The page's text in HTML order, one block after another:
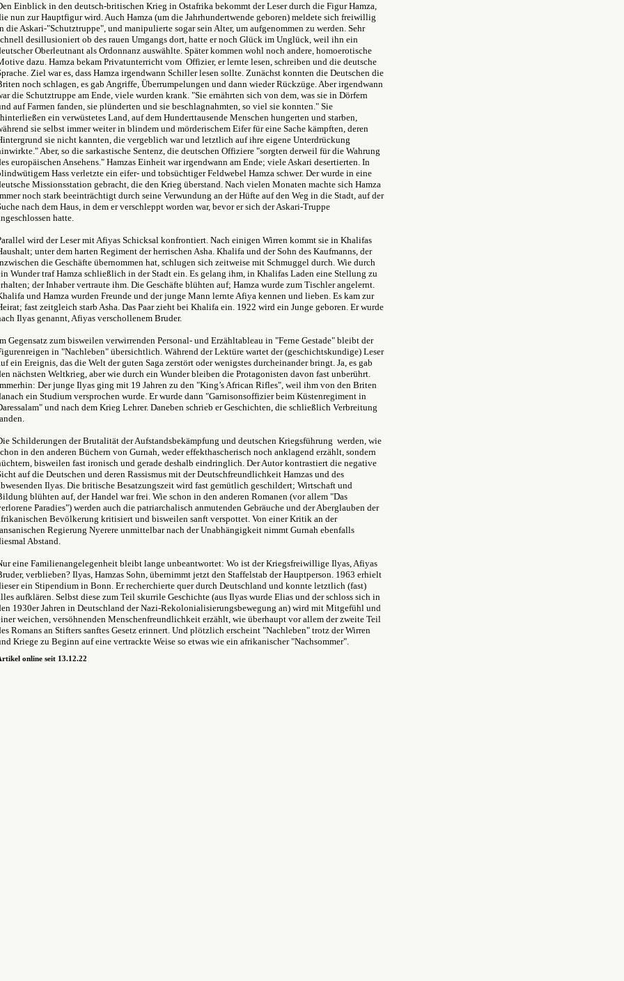
Einblick in den deutsch-britischen Krieg in Ostafrika bekommt der Leser durch die Figur Hamza,
nun zur Hauptfigur wird. Auch Hamza (um die Jahrhundertwende geboren) meldete sich freiwillig
die Askari-"Schutztruppe", und manipulierte sogar sein Alter, um aufgenommen zu werden. Sehr
desillusioniert ob des rauen Umgangs dort, hatte er noch Glück im Unglück, weil ihn ein
Oberleutnant als Ordonnanz auswählte. Später kommen wohl noch andere, homoerotische
dazu. Hamza bekam Privatunterricht vom Offizier, er lernte lesen, schreiben und die deutsche
Ziel war es, dass Hamza irgendwann Schiller lesen sollte. Zunächst konnten die Deutschen die
noch schlagen, es gab Angriffe, Überrumpelungen und dann wieder Rückzüge. Aber irgendwann
die Schutztruppe am Ende, viele wurden krank. "Sie ernährten sich von dem, was sie in Dörfern
auf Farmen fanden, sie plünderten und sie beschlagnahmten, so viel sie konnten." Sie
ein verwüstetes Land, auf dem Hunderttausende Menschen hungerten und starben,
sie selbst immer weiter in blindem und mörderischem Eifer für eine Sache kämpften, deren
sie nicht kannten, die vergeblich war und letztlich auf ihre eigene Unterdrückung
Aber, so die sarkastische Sentenz, die deutschen Offiziere "sorgten derweil für die Wahrung
europäischen Ansehens." Hamzas Einheit war irgendwann am Ende; viele Askari desertierten. In
Hass verletzte ein eifer- und tobsüchtiger Feldwebel Hamza schwer. Der wurde in eine
Missionsstation gebracht, die den Krieg überstand. Nach vielen Monaten machte sich Hamza
noch stark beeinträchtigt durch seine Verwundung an der Hüfte auf den Weg in die Stadt, auf der
nach dem Haus, in dem er verschleppt worden war, bevor er sich der Askari-Truppe
hatte.
wird der Leser mit Afiyas Schicksal konfrontiert. Nach einigen Wirren kommt sie in Khalifas
unter dem harten Regiment der herrischen Asha. Khalifa und der Sohn des Kaufmanns, der
die Geschäfte übernommen hat, schlugen sich zeitweise mit Schmuggel durch. Wie durch
Wunder traf Hamza schließlich in der Stadt ein. Es gelang ihm, in Khalifas Laden eine Stellung zu
der Inhaber vertraute ihm. Die Geschäfte blühten auf; Hamza wurde zum Tischler angelernt.
und Hamza wurden Freunde und der junge Mann lernte Afiya kennen und lieben. Es kam zur
fast zeitgleich starb Asha. Das Paar zieht bei Khalifa ein. 1922 wird ein Junge geboren. Er wurde
Ilyas genannt, Afiyas verschollenem Bruder.
Gegensatz zum bisweilen verwirrenden Personal- und Erzähltableau in "Ferne Gestade" bleibt der
in "Nachleben" übersichtlich. Während der Lektüre wartet der (geschichtskundige) Leser
ein Ereignis, das die Welt der guten Saga zerstört oder wenigstes durcheinander bringt. Ja, es gab
nächsten Weltkrieg, aber wie durch ein Wunder bleiben die Protagonisten davon fast unberührt.
Der junge Ilyas ging mit 19 Jahren zu den "King’s African Rifles", weil ihm von den Briten
ein Studium versprochen wurde. Er wurde dann "Garnisonsoffizier beim Küstenregiment in
und nach dem Krieg Lehrer. Daneben schrieb er Geschichten, die schließlich Verbreitung
Schilderungen der Brutalität der Aufstandsbekämpfung und deutschen Kriegsführung werden, wie
in den anderen Büchern von Gurnah, weder effekthascherisch noch anklagend erzählt, sondern
bisweilen fast ironisch und gerade deshalb eindringlich. Der Autor kontrastiert die negative
auf die Deutschen und deren Rassismus mit der Deutschfreundlichkeit Hamzas und des
Ilyas. Die britische Besatzungszeit wird fast gemütlich geschildert; Wirtschaft und
blühten auf, der Handel war frei. Wie schon in den anderen Romanen (vor allem "Das
Paradies") werden auch die patriarchalisch anmutenden Gebräuche und der Aberglauben der
Bevölkerung kritisiert und bisweilen sanft verspottet. Von einer Kritik an der
Regierung Nyerere unmittelbar nach der Unabhängigkeit nimmt Gurnah ebenfalls
Abstand.
eine Familienangelegenheit bleibt lange unbeantwortet: Wo ist der Kriegsfreiwillige Ilyas, Afiyas
verblieben? Ilyas, Hamzas Sohn, übernimmt jetzt den Staffelstab der Hauptperson. 1963 erhielt
ein Stipendium in Bonn. Er recherchierte quer durch Deutschland und konnte letztlich (fast)
aufklären. Selbst diese zum Teil skurrile Geschichte (aus Ilyas wurde Elias und der schloss sich in
1930er Jahren in Deutschland der Nazi-Rekolonialisierungsbewegung an) wird mit Mitgefühl und
weichen, versöhnenden Menschenfreundlichkeit erzählt, wie überhaupt vor allem der zweite Teil
Romans an Stifters sanftes Gesetz erinnert. Und plötzlich erscheint "Nachleben" trotz der Wirren
Kriege zu Beginn auf eine vertrackte Weise so etwas wie ein afrikanischer "Nachsommer".
online seit 13.12.22